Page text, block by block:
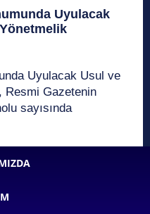
Uyulacak
Uyulacak Usul ve
Resmi Gazetenin
sayısında